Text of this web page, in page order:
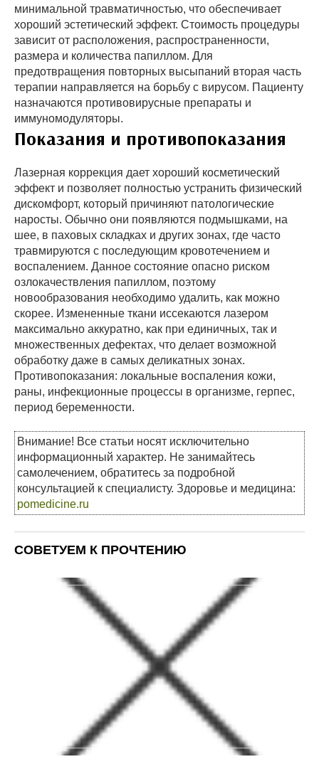
минимальной травматичностью, что обеспечивает
хороший эстетический эффект. Стоимость процедуры
зависит от расположения, распространенности,
размера и количества папиллом. Для
предотвращения повторных высыпаний вторая часть
терапии направляется на борьбу с вирусом. Пациенту
назначаются противовирусные препараты и
иммуномодуляторы.
Показания и противопоказания
Лазерная коррекция дает хороший косметический
эффект и позволяет полностью устранить физический
дискомфорт, который причиняют патологические
наросты. Обычно они появляются подмышками, на
шее, в паховых складках и других зонах, где часто
травмируются с последующим кровотечением и
воспалением. Данное состояние опасно риском
озлокачествления папиллом, поэтому
новообразования необходимо удалить, как можно
скорее. Измененные ткани иссекаются лазером
максимально аккуратно, как при единичных, так и
множественных дефектах, что делает возможной
обработку даже в самых деликатных зонах.
Противопоказания: локальные воспаления кожи,
раны, инфекционные процессы в организме, герпес,
период беременности.
Внимание! Все статьи носят исключительно
информационный характер. Не занимайтесь
самолечением, обратитесь за подробной
консультацией к специалисту. Здоровье и медицина:
pomedicine.ru
СОВЕТУЕМ К ПРОЧТЕНИЮ